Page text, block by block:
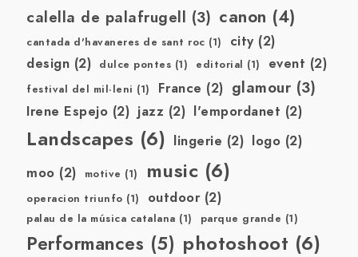
calella de palafrugell (3) canon (4)
cantada d'havaneres de sant roc (1) city(2)
design (2) dulce pontes (1) editorial (1) event (2)
festival del mil·leni (1) France (2) glamour (3)
Irene Espejo (2) jazz (2) l'empordanet (2)
Landscapes (6) lingerie (2) logo (2)
moo (2) motive (1) music (6)
operacion triunfo (1) outdoor(2)
palau de la música catalana (1) parque grande (1)
Performances (5) photoshoot (6)